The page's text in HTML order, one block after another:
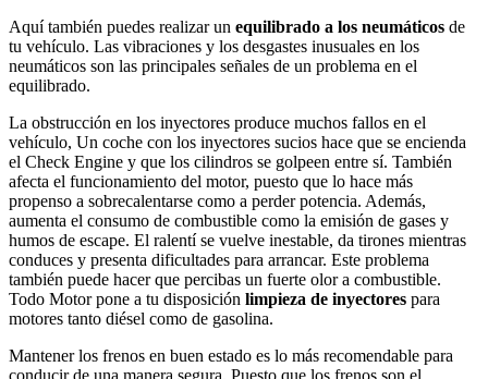
Aquí también puedes realizar un equilibrado a los neumáticos de
tu vehículo. Las vibraciones y los desgastes inusuales en los
neumáticos son las principales señales de un problema en el
equilibrado.
La obstrucción en los inyectores produce muchos fallos en el
vehículo, Un coche con los inyectores sucios hace que se encienda
el Check Engine y que los cilindros se golpeen entre sí. También
afecta el funcionamiento del motor, puesto que lo hace más
propenso a sobrecalentarse como a perder potencia. Además,
aumenta el consumo de combustible como la emisión de gases y
humos de escape. El ralentí se vuelve inestable, da tirones mientras
conduces y presenta dificultades para arrancar. Este problema
también puede hacer que percibas un fuerte olor a combustible.
Todo Motor pone a tu disposición limpieza de inyectores para
motores tanto diésel como de gasolina.
Mantener los frenos en buen estado es lo más recomendable para
conducir de una manera segura. Puesto que los frenos son el